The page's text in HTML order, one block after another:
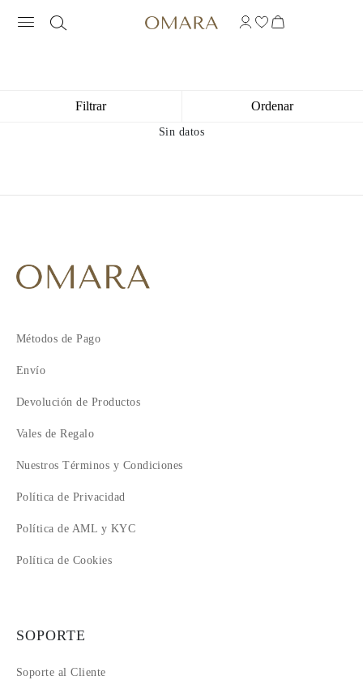
Filtrar Ordenar
Sin datos
Métodos de Pago
Envío
Devolución de Productos
Vales de Regalo
Nuestros Términos y Condiciones
Política de Privacidad
Política de AML y KYC
Política de Cookies
SOPORTE
Soporte al Cliente